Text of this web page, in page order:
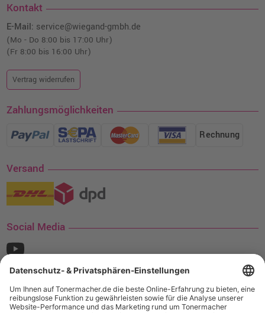
Kontakt
E-Mail: service@wiegand-gmbh.de
(Mo - Do 8:00 bis 17:00 Uhr)
(Fr 8:00 bis 16:00 Uhr)
Vertrag widerrufen
Zahlungsmöglichkeiten
Rechnung
Versand
Social Media
¹ Nur gültig für den Versand innerhalb Deutschlands. Befindet sich ein Warenwert
von mindestens 35€ (inkl. Mwst.) an Ampertec Artikeln in Ihrem Warenkorb, ist der
Versand für Sie kostenfrei.